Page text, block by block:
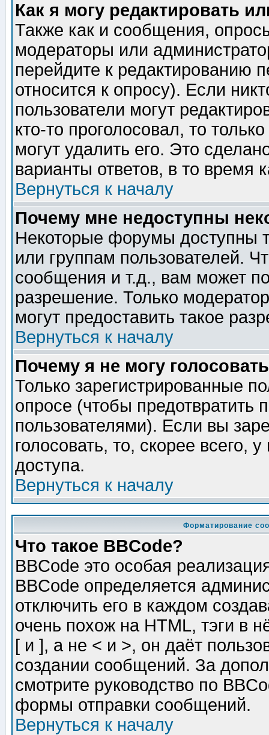
Как я могу редактировать
Также как и сообщения,
модераторы или
перейдите к редактированию
относится к опросу). Если
пользователи могут
кто-то проголосовал, то
могут удалить его. Это
варианты ответов, в то время
Вернуться к началу
Почему мне недоступны
Некоторые форумы доступны
или группам пользователей.
сообщения и т.д., вам может
разрешение. Только
могут предоставить такое
Вернуться к началу
Почему я не могу
Только зарегистрированные
опросе (чтобы предотвратить
пользователями). Если вы
голосовать, то, скорее всего,
доступа.
Вернуться к началу
Форматирование
Что такое BBCode?
BBCode это особая
BBCode определяется
отключить его в каждом
очень похож на HTML, тэги в
[ и ], а не < и >, он даёт
создании сообщений. За
смотрите руководство по
формы отправки сообщений.
Вернуться к началу